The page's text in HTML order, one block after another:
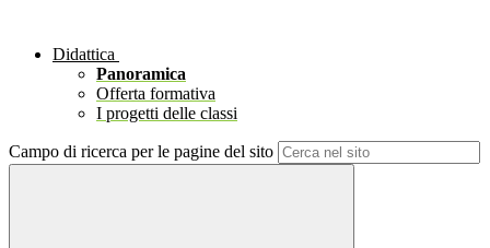
Didattica
Panoramica
Offerta formativa
I progetti delle classi
Campo di ricerca per le pagine del sito